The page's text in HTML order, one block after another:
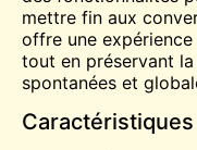
mettre fin aux
offre une
tout en préservant
spontanées et